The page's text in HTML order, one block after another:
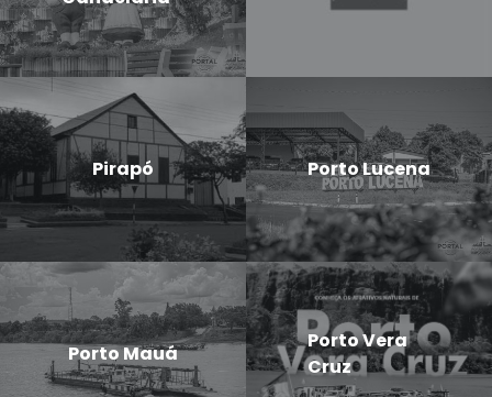
Pirapó Porto Lucena
Porto Mauá
Porto Vera
Cruz